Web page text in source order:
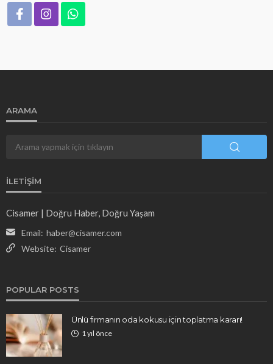
ARAMA
İLETIŞIM
Cisamer | Doğru Haber, Doğru Yaşam
Email: haber@cisamer.com
Website: Cisamer
POPULAR POSTS
Ünlü firmanın oda kokusu için toplatma kararı!
1 yıl önce